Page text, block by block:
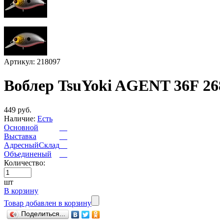
Артикул: 218097
Воблер TsuYoki AGENT 36F
449 руб.
Наличие: Есть
Основной
Выставка
АдресныйСклад
Объединеный
Количество:
шт
В корзину
Товар добавлен в корзину
Поделиться...